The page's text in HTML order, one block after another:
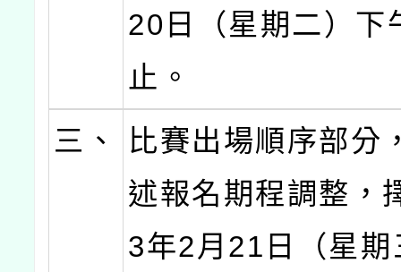
20日（星期二）下
止。
三、
比賽出場順序部分
述報名期程調整，
3年2月21日（星期